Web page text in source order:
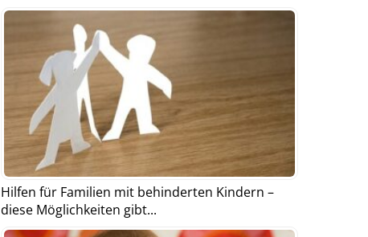
Hilfen für Familien mit behinderten Kindern –
diese Möglichkeiten gibt...